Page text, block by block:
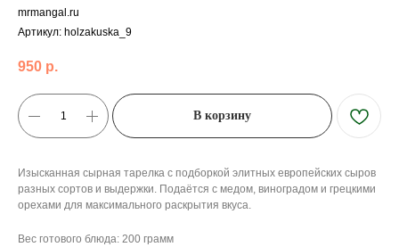
mrmangal.ru
Артикул: holzakuska_9
950 р.
В корзину
Изысканная сырная тарелка с подборкой элитных европейских сыров
разных сортов и выдержки. Подаётся с медом, виноградом и грецкими
орехами для максимального раскрытия вкуса.
Вес готового блюда: 200 грамм